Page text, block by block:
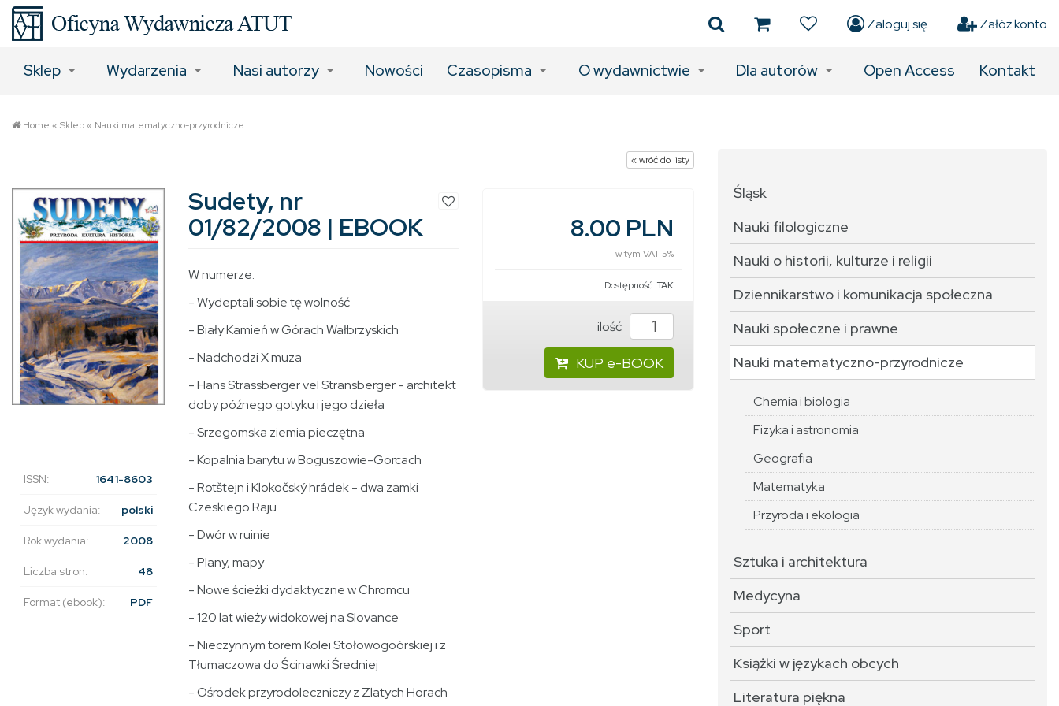
Zaloguj się Załóż konto
Sklep Wydarzenia Nasi autorzy Nowości Czasopisma O wydawnictwie Dla autorów Open Access Kontakt
Home «Sklep« Nauki matematyczno-przyrodnicze
« wróć do listy
ISSN: 1641-8603
Język wydania: polski
Rok wydania: 2008
Liczba stron: 48
Format (ebook): PDF
Sudety, nr
01/82/2008 | EBOOK
W numerze:
- Wydeptali sobie tę wolność
- Biały Kamień w Górach Wałbrzyskich
- Nadchodzi X muza
- Hans Strassberger vel Stransberger - architekt
doby późnego gotyku i jego dzieła
- Srzegomska ziemia pieczętna
- Kopalnia barytu w Boguszowie-Gorcach
- Rotštejn i Klokočský hrádek - dwa zamki
Czeskiego Raju
- Dwór w ruinie
- Plany, mapy
- Nowe ścieżki dydaktyczne w Chromcu
- 120 lat wieży widokowej na Slovance
- Nieczynnym torem Kolei Stołowogoórskiej i z
Tłumaczowa do Ścinawki Średniej
- Ośrodek przyrodoleczniczy z Zlatych Horach
8.00 PLN
w tym VAT 5%
Dostępność: TAK
ilość
KUP e-BOOK
Śląsk
Nauki filologiczne
Nauki o historii, kulturze i religii
Dziennikarstwo i komunikacja społeczna
Nauki społeczne i prawne
Nauki matematyczno-przyrodnicze
Chemia i biologia
Fizyka i astronomia
Geografia
Matematyka
Przyroda i ekologia
Sztuka i architektura
Medycyna
Sport
Książki w językach obcych
Literatura piękna